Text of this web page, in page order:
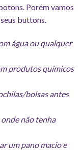
Porém vamos
buttons.
água ou qualquer
produtos químicos
bolsas antes
não tenha
um pano macio e